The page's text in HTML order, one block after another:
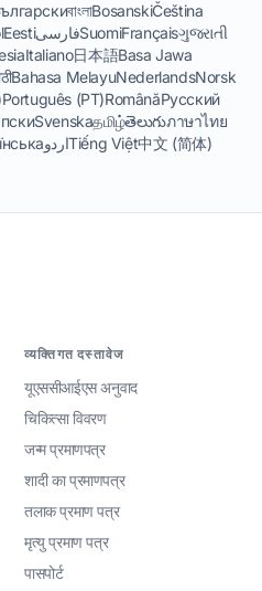
বাংলাBosanskiČeština
EestiفارسیSuomiFrançaisગુજરાતી
Italiano日本語Basa Jawa
Bahasa MelayuNederlandsNorsk
Português (PT)RomânăРусский
Svenskaதமிழ்తెలుగుภาษาไทย
اردوTiếng Việt中文 (简体)
व्यक्तिगत दस्तावेज
यूएससीआईएस अनुवाद
चिकित्सा विवरण
जन्म प्रमाणपत्र
शादी का प्रमाणपत्र
तलाक प्रमाण पत्र
मृत्यु प्रमाण पत्र
पासपोर्ट